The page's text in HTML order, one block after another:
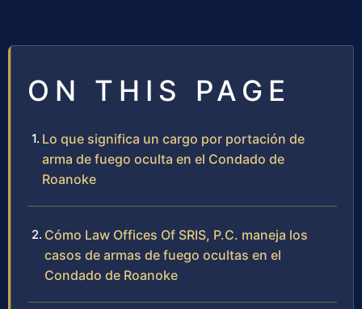
ON THIS PAGE
Lo que significa un cargo por portación de
arma de fuego oculta en el Condado de
Roanoke
Cómo Law Offices Of SRIS, P.C. maneja los
casos de armas de fuego ocultas en el
Condado de Roanoke